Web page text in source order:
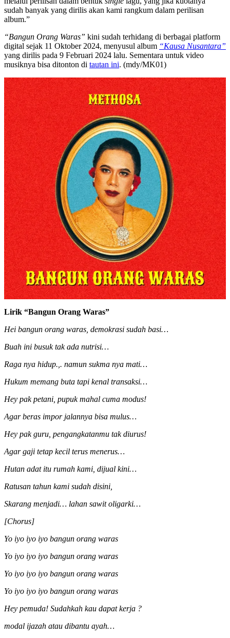
sudah banyak yang dirilis akan kami rangkum dalam perilisan
album.”
“Bangun Orang Waras” kini sudah terhidang di berbagai platform
digital sejak 11 Oktober 2024, menyusul album “Kausa Nusantara”
yang dirilis pada 9 Februari 2024 lalu. Sementara untuk video
musiknya bisa ditonton di tautan ini. (mdy/MK01)
Lirik “Bangun Orang Waras”
Hei bangun orang waras, demokrasi sudah basi…
Buah ini busuk tak ada nutrisi…
Raga nya hidup.,. namun sukma nya mati…
Hukum memang buta tapi kenal transaksi…
Hey pak petani, pupuk mahal cuma modus!
Agar beras impor jalannya bisa mulus…
Hey pak guru, pengangkatanmu tak diurus!
Agar gaji tetap kecil terus menerus…
Hutan adat itu rumah kami, dijual kini…
Ratusan tahun kami sudah disini,
Skarang menjadi… lahan sawit oligarki…
[Chorus]
Yo iyo iyo iyo bangun orang waras
Yo iyo iyo iyo bangun orang waras
Yo iyo iyo iyo bangun orang waras
Yo iyo iyo iyo bangun orang waras
Hey pemuda! Sudahkah kau dapat kerja ?
modal ijazah atau dibantu ayah…